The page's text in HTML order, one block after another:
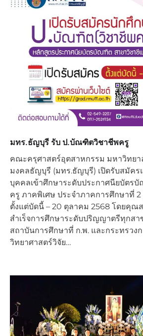
มทร.ธัญบุรี รับ ป.บัณฑิตวิชาชีพครู
คณะครุศาสตร์อุตสาหกรรม มหาวิทยา
มงคลธัญบุรี (มทร.ธัญบุรี) เปิดรับสมัคร
บุคคลเข้าศึกษาระดับประกาศนียบัตร
ครู ภาคพิเศษ ประจำภาคการศึกษาที่
ตั้งแต่บัดนี้ – 20 ตุลาคม 2568 โดยคุณ
สำเร็จการศึกษาระดับปริญญาตรีทุกสา
สถาบันการศึกษาที่ ก.พ. และกระทรวง
วิทยาศาสตร์วิจัย…